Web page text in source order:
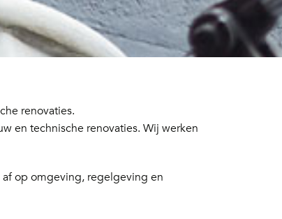
renovaties.
en technische renovaties. Wij werken
af op omgeving, regelgeving en